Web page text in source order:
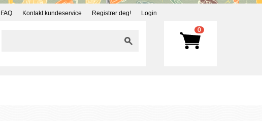
FAQ Kontakt kundeservice Registrer deg! Login
0